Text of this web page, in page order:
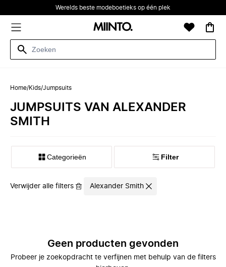
Werelds beste modeboetieks op één plek
Home/Kids/Jumpsuits
JUMPSUITS VAN ALEXANDER
SMITH
Categorieën Filter
Verwijder alle filters Alexander Smith
Geen producten gevonden
Probeer je zoekopdracht te verfijnen met behulp van de filters